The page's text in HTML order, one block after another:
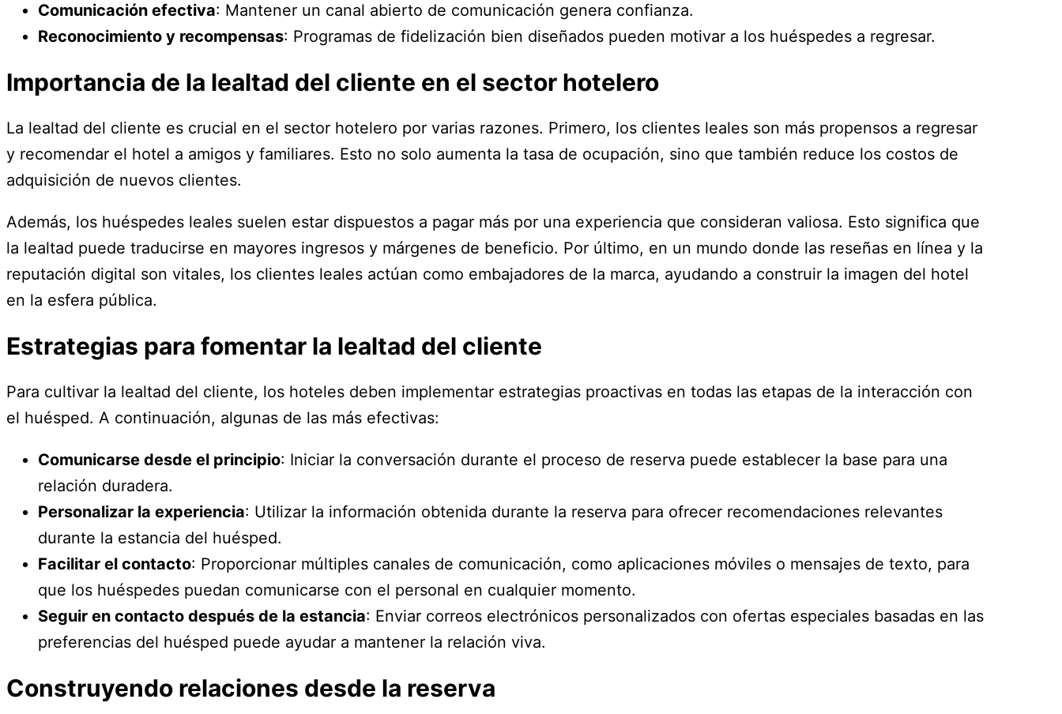
Comunicación efectiva: Mantener un canal abierto de comunicación genera confianza.
Reconocimiento y recompensas: Programas de fidelización bien diseñados pueden motivar a los huéspedes a regresar.
Importancia de la lealtad del cliente en el sector hotelero
La lealtad del cliente es crucial en el sector hotelero por varias razones. Primero, los clientes leales son más propensos a regresar
y recomendar el hotel a amigos y familiares. Esto no solo aumenta la tasa de ocupación, sino que también reduce los costos de
adquisición de nuevos clientes.
Además, los huéspedes leales suelen estar dispuestos a pagar más por una experiencia que consideran valiosa. Esto significa que
la lealtad puede traducirse en mayores ingresos y márgenes de beneficio. Por último, en un mundo donde las reseñas en línea y la
reputación digital son vitales, los clientes leales actúan como embajadores de la marca, ayudando a construir la imagen del hotel
en la esfera pública.
Estrategias para fomentar la lealtad del cliente
Para cultivar la lealtad del cliente, los hoteles deben implementar estrategias proactivas en todas las etapas de la interacción con
el huésped. A continuación, algunas de las más efectivas:
Comunicarse desde el principio: Iniciar la conversación durante el proceso de reserva puede establecer la base para una
relación duradera.
Personalizar la experiencia: Utilizar la información obtenida durante la reserva para ofrecer recomendaciones relevantes
durante la estancia del huésped.
Facilitar el contacto: Proporcionar múltiples canales de comunicación, como aplicaciones móviles o mensajes de texto, para
que los huéspedes puedan comunicarse con el personal en cualquier momento.
Seguir en contacto después de la estancia: Enviar correos electrónicos personalizados con ofertas especiales basadas en las
preferencias del huésped puede ayudar a mantener la relación viva.
Construyendo relaciones desde la reserva